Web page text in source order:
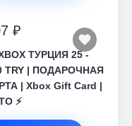
₽
ТУРЦИЯ 25 -
TRY | ПОДАРОЧНАЯ
| Xbox Gift Card |
⚡